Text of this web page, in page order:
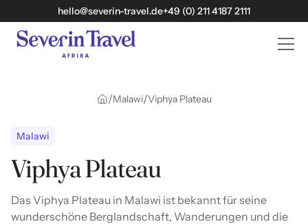
hello@severin-travel.de+49 (0) 211 4187 2111
/Malawi/Viphya Plateau
Malawi
Viphya Plateau
Das Viphya Plateau in Malawi ist bekannt für seine
wunderschöne Berglandschaft, Wanderungen und die